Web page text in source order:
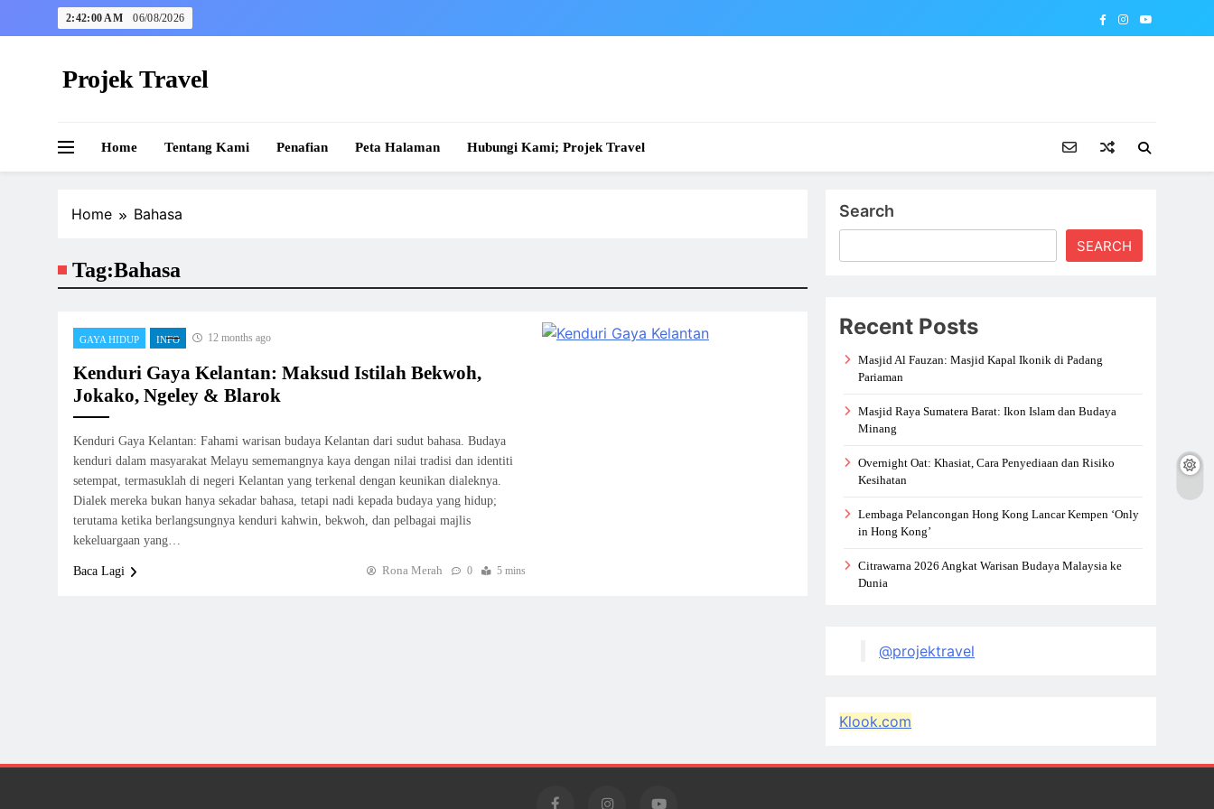
to
2:42:00 AM 06/08/2026
Projek Travel
Home Tentang Kami Penafian Peta Halaman Hubungi Kami; Projek Travel
Home Bahasa
Tag:Bahasa
GAYA HIDUP INFO 12 months ago
Kenduri Gaya Kelantan: Maksud Istilah Bekwoh,
Jokako, Ngeley & Blarok
Kenduri Gaya Kelantan: Fahami warisan budaya Kelantan dari sudut bahasa. Budaya
kenduri dalam masyarakat Melayu sememangnya kaya dengan nilai tradisi dan identiti
setempat, termasuklah di negeri Kelantan yang terkenal dengan keunikan dialeknya.
Dialek mereka bukan hanya sekadar bahasa, tetapi nadi kepada budaya yang hidup;
terutama ketika berlangsungnya kenduri kahwin, bekwoh, dan pelbagai majlis
kekeluargaan yang…
Baca Lagi Rona Merah 0 5 mins
Search
SEARCH
Recent Posts
Masjid Al Fauzan: Masjid Kapal Ikonik di Padang
Pariaman
Masjid Raya Sumatera Barat: Ikon Islam dan Budaya
Minang
Overnight Oat: Khasiat, Cara Penyediaan dan Risiko
Kesihatan
Lembaga Pelancongan Hong Kong Lancar Kempen ‘Only
in Hong Kong’
Citrawarna 2026 Angkat Warisan Budaya Malaysia ke
Dunia
@projektravel
Klook.com